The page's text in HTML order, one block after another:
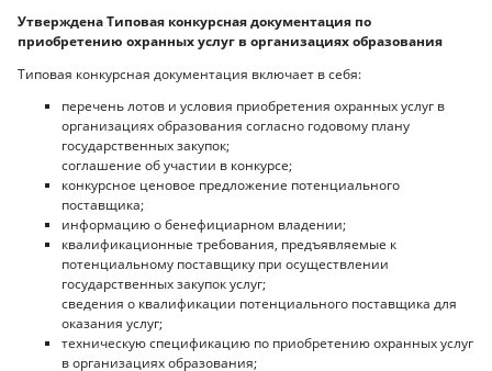
Утверждена Типовая конкурсная документация по
приобретению охранных услуг в организациях образования
Типовая конкурсная документация включает в себя:
перечень лотов и условия приобретения охранных услуг в
организациях образования согласно годовому плану
государственных закупок;
соглашение об участии в конкурсе;
конкурсное ценовое предложение потенциального
поставщика;
информацию о бенефициарном владении;
квалификационные требования, предъявляемые к
потенциальному поставщику при осуществлении
государственных закупок услуг;
сведения о квалификации потенциального поставщика для
оказания услуг;
техническую спецификацию по приобретению охранных услуг
в организациях образования;